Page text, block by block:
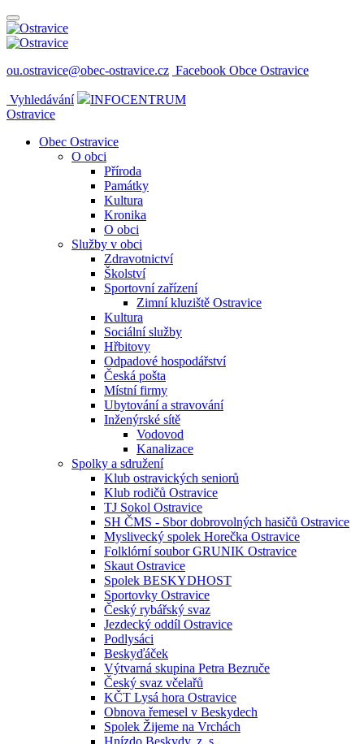
ou.ostravice@obec-ostravice.cz Facebook Obce Ostravice
Vyhledávání
INFOCENTRUM
Ostravice
Obec Ostravice
O obci
Příroda
Památky
Kultura
Kronika
O obci
Služby v obci
Zdravotnictví
Školství
Sportovní zařízení
Zimní kluziště Ostravice
Kultura
Sociální služby
Hřbitovy
Odpadové hospodářství
Česká pošta
Místní firmy
Ubytování a stravování
Inženýrské sítě
Vodovod
Kanalizace
Spolky a sdružení
Klub ostravických seniorů
Klub rodičů Ostravice
TJ Sokol Ostravice
SH ČMS - Sbor dobrovolných hasičů Ostravice
Myslivecký spolek Horečka Ostravice
Folklórní soubor GRUNIK Ostravice
Skaut Ostravice
Spolek BESKYDHOST
Sportovky Ostravice
Český rybářský svaz
Jezdecký oddíl Ostravice
Podlysáci
Beskyďáček
Výtvarná skupina Petra Bezruče
Český svaz včelařů
KČT Lysá hora Ostravice
Obnova řemesel v Beskydech
Spolek Žijeme na Vrchách
Hnízdo Beskydy, z. s.